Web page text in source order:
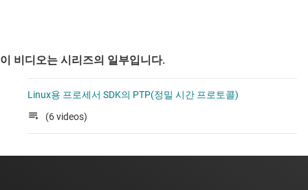
이 비디오는 시리즈의 일부입니다.
Linux용 프로세서 SDK의 PTP(정밀 시간 프로토콜)
(6 videos)